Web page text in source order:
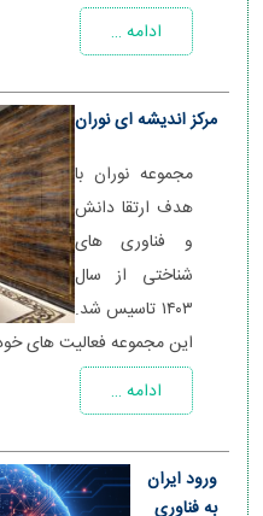
ادامه …
مرکز اندیشه ای نوران
مجموعه نوران با
هدف ارتقا دانش
و فناوری های
شناختی از سال
۱۴۰۳ تاسیس شد.
این مجموعه فعالیت های
ادامه …
ورود ایران
به فناوری